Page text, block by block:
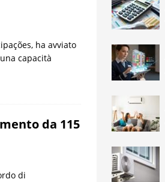
ha avviato
capacità
da 115
di